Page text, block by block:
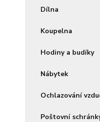
Dílna
Koupelna
Hodiny a budíky
Nábytek
Ochlazování
Poštovní